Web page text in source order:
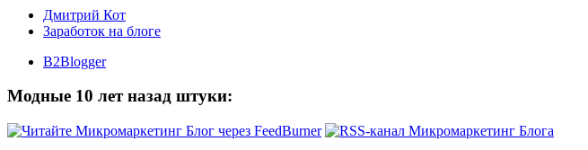
Дмитрий Кот
Заработок на блоге
B2Blogger
Модные 10 лет назад штуки: